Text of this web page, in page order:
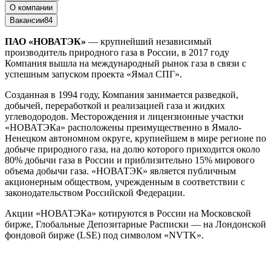
О компании
Вакансии84
ПАО «НОВАТЭК» — крупнейший независимый
производитель природного газа в России, в 2017 году
Компания вышла на международный рынок газа в связи с
успешным запуском проекта «Ямал СПГ».
Созданная в 1994 году, Компания занимается разведкой,
добычей, переработкой и реализацией газа и жидких
углеводородов. Месторождения и лицензионные участки
«НОВАТЭКа» расположены преимущественно в Ямало-
Ненецком автономном округе, крупнейшем в мире регионе по
добыче природного газа, на долю которого приходится около
80% добычи газа в России и приблизительно 15% мирового
объема добычи газа. «НОВАТЭК» является публичным
акционерным обществом, учрежденным в соответствии с
законодательством Российской Федерации.
Акции «НОВАТЭКа» котируются в России на Московской
бирже, Глобальные Депозитарные Расписки — на Лондонской
фондовой бирже (LSE) под символом «NVTK».